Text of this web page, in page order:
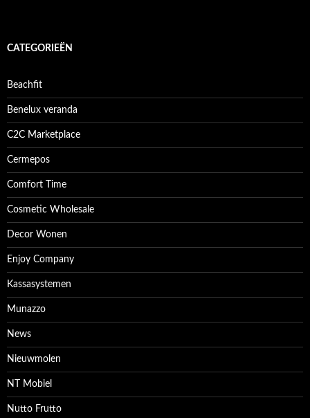
CATEGORIEËN
Beachfit
Benelux veranda
C2C Marketplace
Cermepos
Comfort Time
Cosmetic Wholesale
Decor Wonen
Enjoy Company
Kassasystemen
Munazzo
News
Nieuwmolen
NT Mobiel
Nutto Frutto